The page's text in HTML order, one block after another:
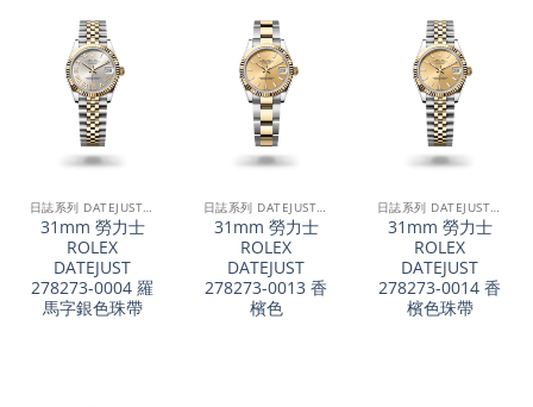
日誌系列 DATEJUST 31
31mm 勞力士
ROLEX
DATEJUST
278273-0004 羅
馬字銀色珠帶
日誌系列 DATEJUST 31
31mm 勞力士
ROLEX
DATEJUST
278273-0013 香
檳色
日誌系列 DATEJUST 31
31mm 勞力士
ROLEX
DATEJUST
278273-0014 香
檳色珠帶